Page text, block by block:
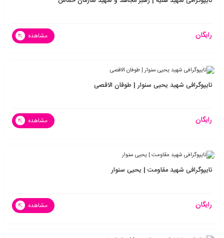
رایگان مشاهده
تایپوگرافی شهید یحیی سنوار | طوفان الاقصی
رایگان مشاهده
تایپوگرافی شهید مقاومت | یحیی سنوار
رایگان مشاهده